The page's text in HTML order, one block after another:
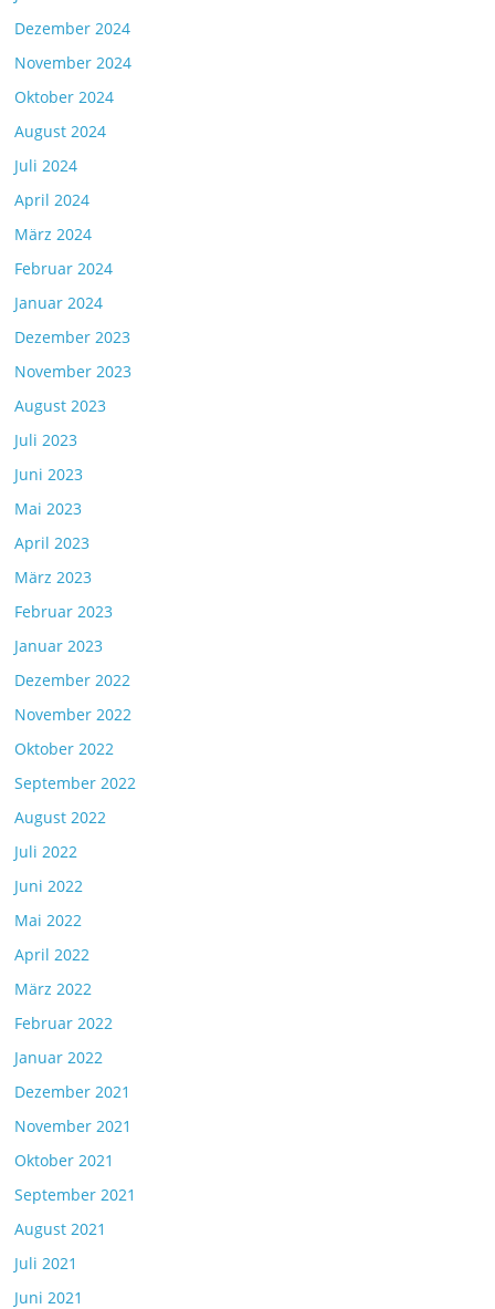
Dezember 2024
November 2024
Oktober 2024
August 2024
Juli 2024
April 2024
März 2024
Februar 2024
Januar 2024
Dezember 2023
November 2023
August 2023
Juli 2023
Juni 2023
Mai 2023
April 2023
März 2023
Februar 2023
Januar 2023
Dezember 2022
November 2022
Oktober 2022
September 2022
August 2022
Juli 2022
Juni 2022
Mai 2022
April 2022
März 2022
Februar 2022
Januar 2022
Dezember 2021
November 2021
Oktober 2021
September 2021
August 2021
Juli 2021
Juni 2021